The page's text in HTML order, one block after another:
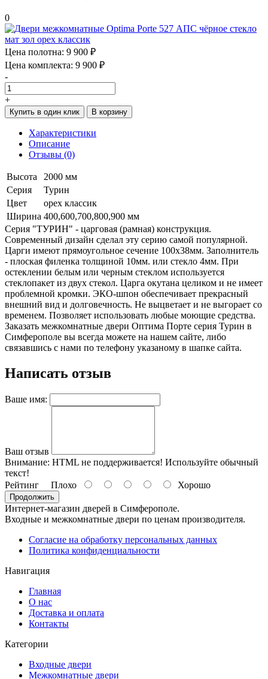
0
Цена полотна: 9 900 ₽
Цена комплекта: 9 900 ₽
-
+
Купить в один клик В корзину
Характеристики
Описание
Отзывы (0)
Высота
2000 мм
Серия
Турин
Цвет
орех классик
Ширина 400,600,700,800,900 мм
Серия "ТУРИН" - царговая (рамная) конструкция.
Современный дизайн сделал эту серию самой популярной.
Царги имеют прямоугольное сечение 100х38мм. Заполнитель
- плоская филенка толщиной 10мм. или стекло 4мм. При
остеклении белым или черным стеклом используется
стеклопакет из двух стекол. Царга окутана целиком и не имеет
проблемной кромки. ЭКО-шпон обеспечивает прекрасный
внешний вид и долговечность. Не выцветает и не выгорает со
временем. Позволяет использовать любые моющие средства.
Заказать межкомнатные двери Оптима Порте серия Турин в
Симферополе вы всегда можете на нашем сайте, либо
связавшись с нами по телефону указаному в шапке сайта.
Написать отзыв
Ваше имя:
Ваш отзыв
Внимание: HTML не поддерживается! Используйте обычный
текст!
Рейтинг Плохо Хорошо
Продолжить
Интернет-магазин дверей в Симферополе.
Входные и межкомнатные двери по ценам производителя.
Согласие на обработку персональных данных
Политика конфиденциальности
Навигация
Главная
О нас
Доставка и оплата
Контакты
Категории
Входные двери
Межкомнатные двери